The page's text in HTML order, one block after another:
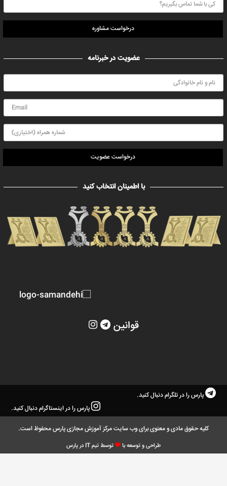
درخواست مشاوره
عضویت در خبرنامه
درخواست عضویت
با اطمینان انتخاب کنید
قوانین
پارس را در تلگرام دنبال کنید.
پارس را در اینستاگرام دنبال کنید.
کلیه حقوق مادی و معنوی برای وب سایت مرکز آموزش مجازی پارس محفوظ است.
طراحی و توسعه با توسط تیم IT در پارس